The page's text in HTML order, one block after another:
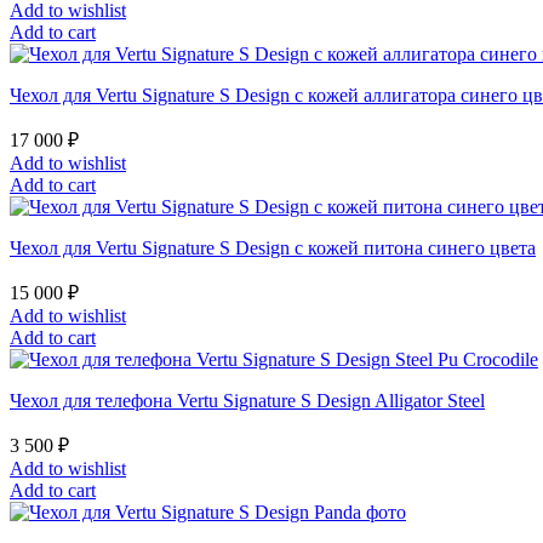
Add to wishlist
Add to cart
Чехол для Vertu Signature S Design с кожей аллигатора синего
17 000 ₽
Add to wishlist
Add to cart
Чехол для Vertu Signature S Design с кожей питона синего цвета
15 000 ₽
Add to wishlist
Add to cart
Чехол для телефона Vertu Signature S Design Alligator Steel
3 500 ₽
Add to wishlist
Add to cart